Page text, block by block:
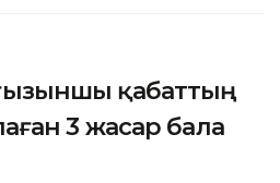
қабаттың
3 жасар бала